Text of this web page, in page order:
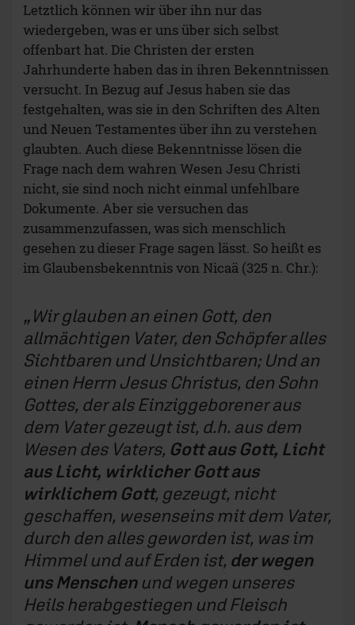
Letztlich können wir über ihn nur das
wiedergeben, was er uns über sich selbst
offenbart hat. Die Christen der ersten
Jahrhunderte haben das in ihren Bekenntnissen
versucht. In Bezug auf Jesus haben sie das
festgehalten, was sie in den Schriften des Alten
und Neuen Testamentes über ihn zu verstehen
glaubten. Auch diese Bekenntnisse lösen die
Frage nach dem wahren Wesen Jesu Christi
nicht, sie sind noch nicht einmal unfehlbare
Dokumente. Aber sie versuchen das
zusammenzufassen, was sich menschlich
gesehen zu dieser Frage sagen lässt. So heißt es
im Glaubensbekenntnis von Nicaä (325 n. Chr.):
Wir glauben an einen Gott, den
allmächtigen Vater, den Schöpfer alles
Sichtbaren und Unsichtbaren; Und an
einen Herrn Jesus Christus, den Sohn
Gottes, der als Einziggeborener aus
dem Vater gezeugt ist, d.h. aus dem
Wesen des Vaters, Gott aus Gott, Licht
aus Licht, wirklicher Gott aus
wirklichem Gott, gezeugt, nicht
geschaffen, wesenseins mit dem Vater,
durch den alles geworden ist, was im
Himmel und auf Erden ist, der wegen
uns Menschenund wegen unseres
Heils herabgestiegen und Fleisch